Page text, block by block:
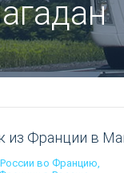
из Франции в
во Францию